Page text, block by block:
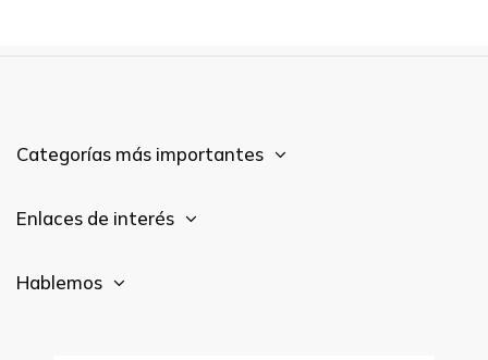
Categorías más importantes
Enlaces de interés
Hablemos